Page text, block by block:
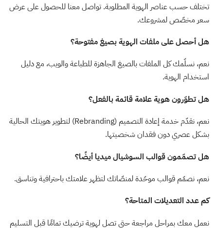
تختلف حسب عناصر الهوية المطلوبة. تواصل معنا للحصول على عرض
سعر مخصّص لمشروعك.
هل أحصل على ملفات الهوية بصيغ مفتوحة؟
نعم، نسلّمك كل الملفات بالصيغ الجاهزة للطباعة والويب، مع دليل
استخدام الهوية.
هل تطوّرون هوية علامة قائمة بالفعل؟
نعم، نقدّم خدمة إعادة التصميم (Rebranding) لتطوير هويتك الحالية
بشكل عصري دون فقدان شخصيتها.
هل تصمّمون قوالب السوشيال ميديا أيضًا؟
نعم، نصمّم قوالب موحّدة لمنصّاتك لتظهر علامتك باحترافية وتناسق.
كم عدد التعديلات المتاحة؟
نعمل معك بمراحل مراجعة حتى تصل لهوية ترضيك تمامًا قبل التسليم